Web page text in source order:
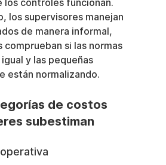
los controles funcionan.
los supervisores manejan
de manera informal,
comprueban si las normas
y las pequeñas
están normalizando.
de costos
subestiman